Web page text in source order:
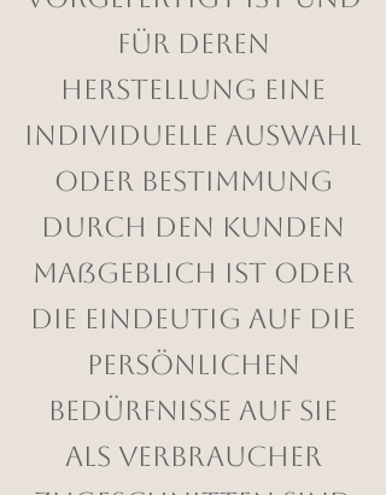
für deren
Herstellung eine
individuelle Auswahl
oder Bestimmung
durch den Kunden
maßgeblich ist oder
die eindeutig auf die
persönlichen
Bedürfnisse auf Sie
als Verbraucher